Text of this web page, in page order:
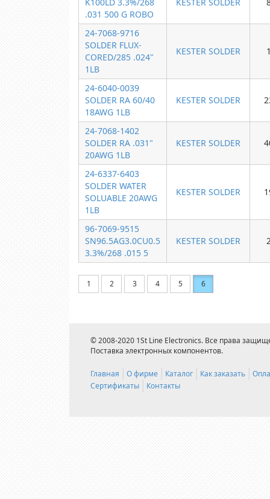
.031 500 G ROBO
24-7068-9716
SOLDER FLUX-
CORED/285 .024"
1LB
KESTER SOLDER
24-6040-0039
SOLDER RA 60/40
18AWG 1LB
KESTER SOLDER
24-7068-1402
SOLDER RA .031"
20AWG 1LB
KESTER SOLDER
24-6337-6403
SOLDER WATER
SOLUABLE 20AWG
1LB
KESTER SOLDER
96-7069-9515
SN96.5AG3.0CU0.5
3.3%/268 .015 5
KESTER SOLDER
1 2 3 4 5 6
© 2008-2020 1St Line Electronics. Все права
Поставка электронных компонентов.
Главная О фирме Каталог Как заказать
Сертификаты
Контакты